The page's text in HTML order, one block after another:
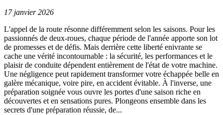
17 janvier 2026
L'appel de la route résonne différemment selon les saisons. Pour les
passionnés de deux-roues, chaque période de l'année apporte son lot
de promesses et de défis. Mais derrière cette liberté enivrante se
cache une vérité incontournable : la sécurité, les performances et le
plaisir de conduite dépendent entièrement de l'état de votre machine.
Une négligence peut rapidement transformer votre échappée belle en
galère mécanique, voire pire, en accident évitable. À l'inverse, une
préparation soignée vous ouvre les portes d'une saison riche en
découvertes et en sensations pures. Plongeons ensemble dans les
secrets d'une préparation réussie, de...